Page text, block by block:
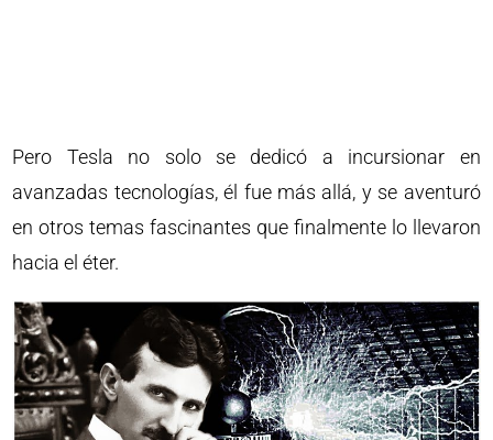
Pero Tesla no solo se dedicó a incursionar en
avanzadas tecnologías, él fue más allá, y se aventuró
en otros temas fascinantes que finalmente lo llevaron
hacia el éter.